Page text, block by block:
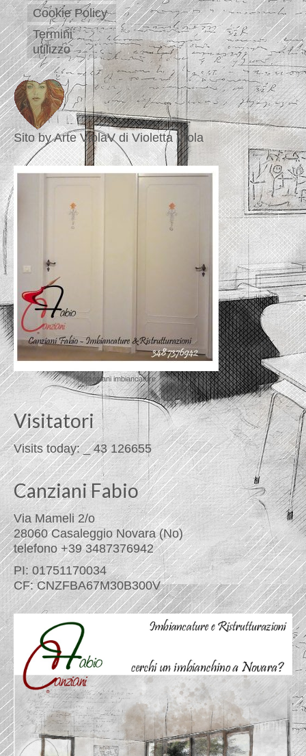
Cookie Policy
Termini
utilizzo
Sito by Arte ViolaV di Violetta Viola
© canziani imbiancature
Visitatori
Visits today: _ 43 126655
Canziani Fabio
Via Mameli 2/o
28060 Casaleggio Novara (No)
telefono +39 3487376942
PI: 01751170034
CF: CNZFBA67M30B300V